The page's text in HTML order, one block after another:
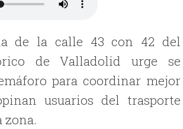
de la calle 43 con 42 del
de Valladolid urge se
para coordinar mejor
usuarios del trasporte
zona.